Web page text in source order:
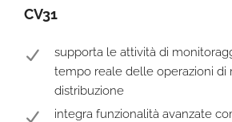
CV31
supporta le attività di
tempo reale delle operazioni di
distribuzione
integra funzionalità avanzate